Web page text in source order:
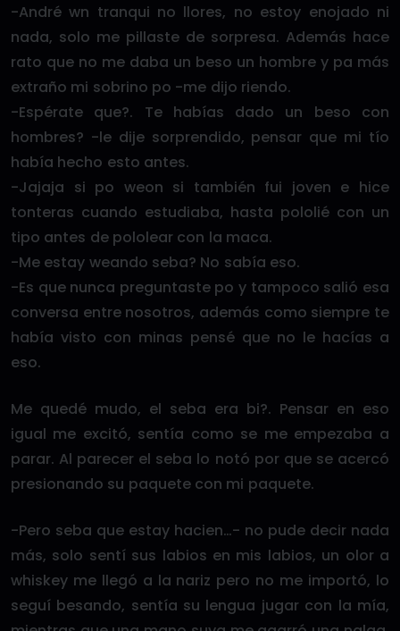
-André wn tranqui no llores, no estoy enojado ni
nada, solo me pillaste de sorpresa. Además hace
rato que no me daba un beso un hombre y pa más
extraño mi sobrino po -me dijo riendo.
-Espérate que?. Te habías dado un beso con
hombres? -le dije sorprendido, pensar que mi tío
había hecho esto antes.
-Jajaja si po weon si también fui joven e hice
tonteras cuando estudiaba, hasta pololié con un
tipo antes de pololear con la maca.
-Me estay weando seba? No sabía eso.
-Es que nunca preguntaste po y tampoco salió esa
conversa entre nosotros, además como siempre te
había visto con minas pensé que no le hacías a
eso.
Me quedé mudo, el seba era bi?. Pensar en eso
igual me excitó, sentía como se me empezaba a
parar. Al parecer el seba lo notó por que se acercó
presionando su paquete con mi paquete.
-Pero seba que estay hacien…- no pude decir nada
más, solo sentí sus labios en mis labios, un olor a
whiskey me llegó a la nariz pero no me importó, lo
seguí besando, sentía su lengua jugar con la mía,